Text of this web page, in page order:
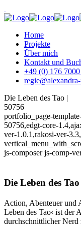
Home
Projekte
Über mich
Kontakt und
+49 (0) 176
Die Leben des Tao |
50756
portfolio_page-
50756,edgt-core-
ver-1.0.1,rakosi-ver-3.3,
js-composer js-comp-
Die Leben des Tao
Action, Abenteuer und
Leben des Tao‹ ist der
durchschnittlicher Nerd